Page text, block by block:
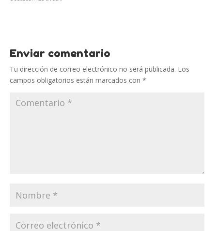
Enviar comentario
Tu dirección de correo electrónico no será publicada. Los
campos obligatorios están marcados con *